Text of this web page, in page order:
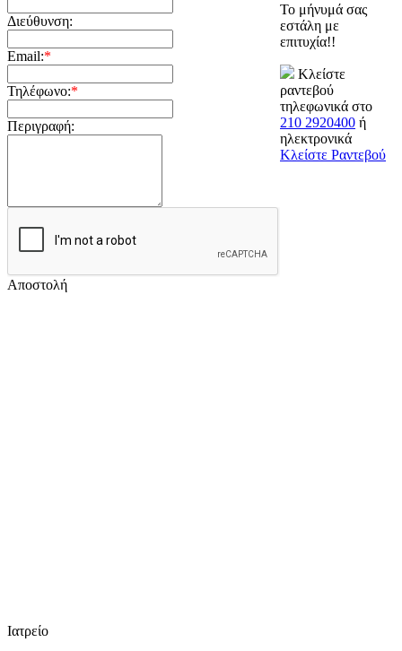
Διεύθυνση:
Email:*
Τηλέφωνο:*
Περιγραφή:
Αποστολή
Το μήνυμά σας
εστάλη με
επιτυχία!!
Κλείστε
ραντεβού
τηλεφωνικά στο
210 2920400 ή
ηλεκτρονικά
Κλείστε Ραντεβού
Ιατρείο